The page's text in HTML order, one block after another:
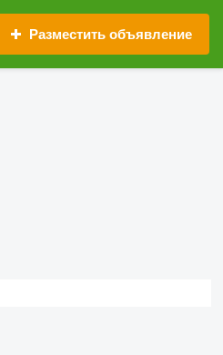
Разместить объявление